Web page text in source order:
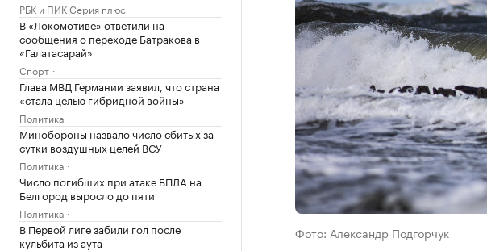
РБК и ПИК Серия плюс
В «Локомотиве» ответили на
сообщения о переходе Батракова в
«Галатасарай»
Спорт
Глава МВД Германии заявил, что страна
«стала целью гибридной войны»
Политика
Минобороны назвало число сбитых за
сутки воздушных целей ВСУ
Политика
Число погибших при атаке БПЛА на
Белгород выросло до пяти
Политика
В Первой лиге забили гол после
кульбита из аута
Фото: Александр Подгорчук